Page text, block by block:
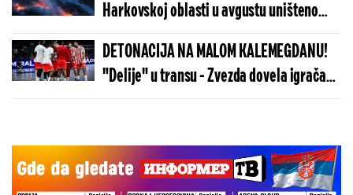
Harkovskoj oblasti u avgustu uništeno
više od 100 „baba jaga“
DETONACIJA NA MALOM KALEMEGDANU!
"Delije" u transu - Zvezda dovela igrača
Real Madrida!